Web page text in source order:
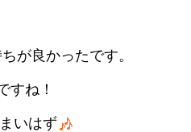
が良かったです。
すね！
いはず